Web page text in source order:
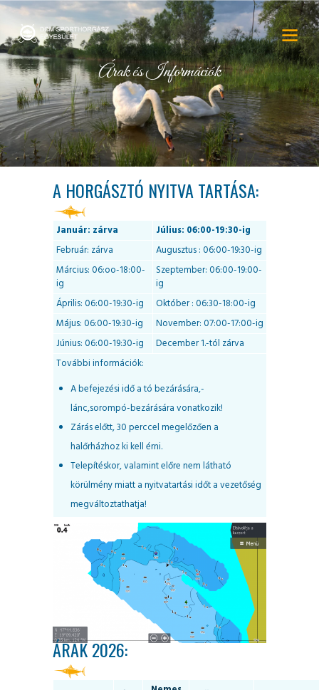
Árak és Információk
A HORGÁSZTÓ NYITVA TARTÁSA:
Január: zárva
Július: 06:00-19:30-ig
Február: zárva
Augusztus : 06:00-19:30-ig
Március: 06:oo-18:00-
ig
Szeptember: 06:00-19:00-
ig
Április: 06:00-19:30-ig
Október : 06:30-18:00-ig
Május: 06:00-19:30-ig
November: 07:00-17:00-ig
Június: 06:00-19:30-ig
December 1.-tól zárva
További információk:
A befejezési idő a tó bezárására,-
lánc,sorompó-bezárására vonatkozik!
Zárás előtt, 30 perccel megelőzően a
halőrházhoz ki kell érni.
Telepítéskor, valamint előre nem látható
körülmény miatt a nyitvatartási időt a vezetőség
megváltoztathatja!
ÁRAK 2026: